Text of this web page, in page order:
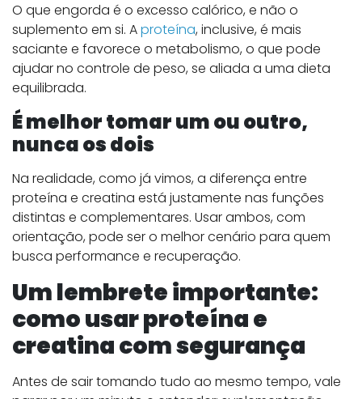
O que engorda é o excesso calórico, e não o
suplemento em si. Aproteína, inclusive, é mais
saciante e favorece o metabolismo, o que pode
ajudar no controle de peso, se aliada a uma dieta
equilibrada.
É melhor tomar um ou outro,
nunca os dois
Na realidade, como já vimos, a diferença entre
proteína e creatina está justamente nas funções
distintas e complementares. Usar ambos, com
orientação, pode ser o melhor cenário para quem
busca performance e recuperação.
Um lembrete importante:
como usar proteína e
creatina com segurança
Antes de sair tomando tudo ao mesmo tempo, vale